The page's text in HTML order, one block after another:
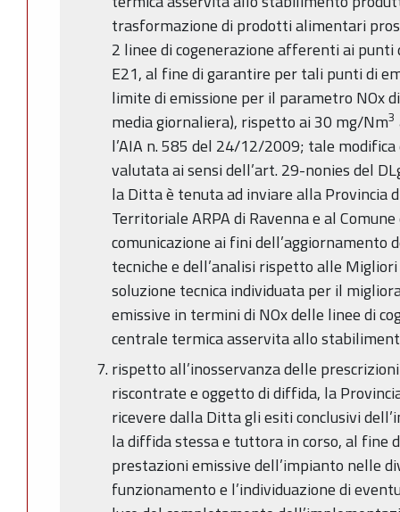
trasformazione di prodotti alimentari
2 linee di cogenerazione afferenti ai punti
E21, al fine di garantire per tali punti di
limite di emissione per il parametro NOx
media giornaliera), rispetto ai 30 mg/Nm3
l’AIA n. 585 del 24/12/2009; tale
valutata ai sensi dell’art. 29-nonies del
la Ditta è tenuta ad inviare alla Provincia
Territoriale ARPA di Ravenna e al
comunicazione ai fini dell’aggiornamento
tecniche e dell’analisi rispetto alle
soluzione tecnica individuata per il
emissive in termini di NOx delle linee di
centrale termica asservita allo
rispetto all’inosservanza delle
riscontrate e oggetto di diffida, la
ricevere dalla Ditta gli esiti conclusivi
la diffida stessa e tuttora in corso, al fine
prestazioni emissive dell’impianto nelle
funzionamento e l’individuazione di